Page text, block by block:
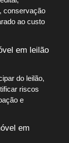
conservação
ao custo
em leilão
do leilão,
riscos
e
em